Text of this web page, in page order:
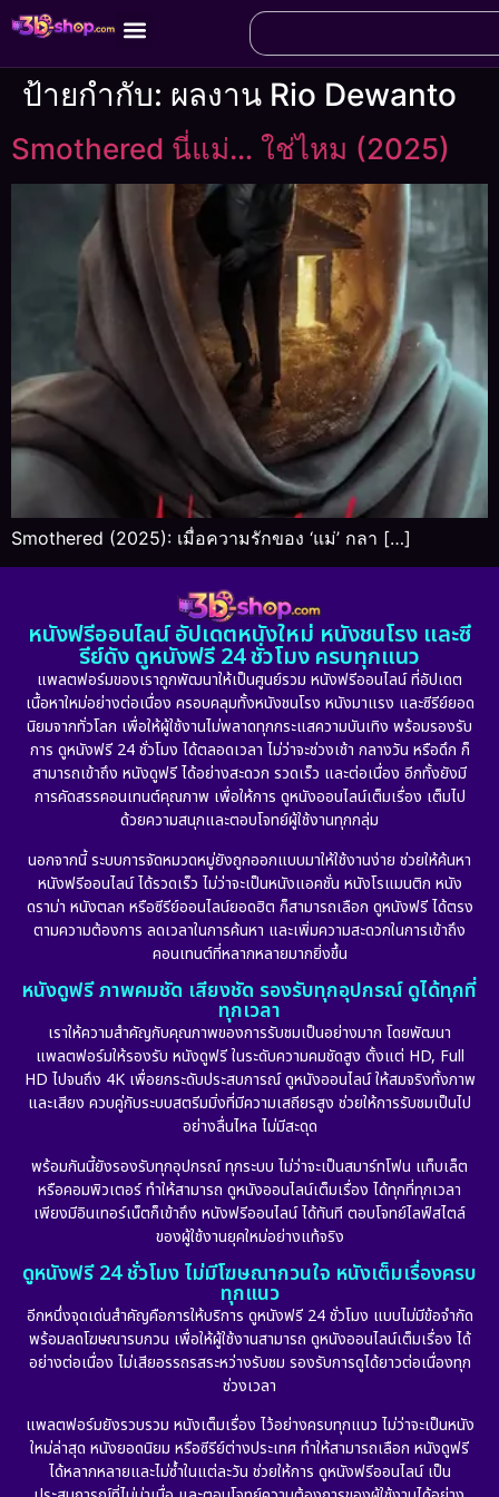
ป้ายกำกับ: ผลงาน Rio Dewanto
Smothered นี่แม่… ใช่ไหม (2025)
Smothered (2025): เมื่อความรักของ ‘แม่’ กลา […]
หนังฟรีออนไลน์ อัปเดตหนังใหม่ หนังชนโรง และซี
รีย์ดัง ดูหนังฟรี 24 ชั่วโมง ครบทุกแนว
แพลตฟอร์มของเราถูกพัฒนาให้เป็นศูนย์รวม หนังฟรีออนไลน์ ที่อัปเดต
เนื้อหาใหม่อย่างต่อเนื่อง ครอบคลุมทั้งหนังชนโรง หนังมาแรง และซีรีย์ยอด
นิยมจากทั่วโลก เพื่อให้ผู้ใช้งานไม่พลาดทุกกระแสความบันเทิง พร้อมรองรับ
การ ดูหนังฟรี 24 ชั่วโมง ได้ตลอดเวลา ไม่ว่าจะช่วงเช้า กลางวัน หรือดึก ก็
สามารถเข้าถึง หนังดูฟรี ได้อย่างสะดวก รวดเร็ว และต่อเนื่อง อีกทั้งยังมี
การคัดสรรคอนเทนต์คุณภาพ เพื่อให้การ ดูหนังออนไลน์เต็มเรื่อง เต็มไป
ด้วยความสนุกและตอบโจทย์ผู้ใช้งานทุกกลุ่ม
นอกจากนี้ ระบบการจัดหมวดหมู่ยังถูกออกแบบมาให้ใช้งานง่าย ช่วยให้ค้นหา
หนังฟรีออนไลน์ ได้รวดเร็ว ไม่ว่าจะเป็นหนังแอคชั่น หนังโรแมนติก หนัง
ดราม่า หนังตลก หรือซีรีย์ออนไลน์ยอดฮิต ก็สามารถเลือก ดูหนังฟรี ได้ตรง
ตามความต้องการ ลดเวลาในการค้นหา และเพิ่มความสะดวกในการเข้าถึง
คอนเทนต์ที่หลากหลายมากยิ่งขึ้น
หนังดูฟรี ภาพคมชัด เสียงชัด รองรับทุกอุปกรณ์ ดูได้ทุกที่
ทุกเวลา
เราให้ความสำคัญกับคุณภาพของการรับชมเป็นอย่างมาก โดยพัฒนา
แพลตฟอร์มให้รองรับ หนังดูฟรี ในระดับความคมชัดสูง ตั้งแต่ HD, Full
HD ไปจนถึง 4K เพื่อยกระดับประสบการณ์ ดูหนังออนไลน์ ให้สมจริงทั้งภาพ
และเสียง ควบคู่กับระบบสตรีมมิ่งที่มีความเสถียรสูง ช่วยให้การรับชมเป็นไป
อย่างลื่นไหล ไม่มีสะดุด
พร้อมกันนี้ยังรองรับทุกอุปกรณ์ ทุกระบบ ไม่ว่าจะเป็นสมาร์ทโฟน แท็บเล็ต
หรือคอมพิวเตอร์ ทำให้สามารถ ดูหนังออนไลน์เต็มเรื่อง ได้ทุกที่ทุกเวลา
เพียงมีอินเทอร์เน็ตก็เข้าถึง หนังฟรีออนไลน์ ได้ทันที ตอบโจทย์ไลฟ์สไตล์
ของผู้ใช้งานยุคใหม่อย่างแท้จริง
ดูหนังฟรี 24 ชั่วโมง ไม่มีโฆษณากวนใจ หนังเต็มเรื่องครบ
ทุกแนว
อีกหนึ่งจุดเด่นสำคัญคือการให้บริการ ดูหนังฟรี 24 ชั่วโมง แบบไม่มีข้อจำกัด
พร้อมลดโฆษณารบกวน เพื่อให้ผู้ใช้งานสามารถ ดูหนังออนไลน์เต็มเรื่อง ได้
อย่างต่อเนื่อง ไม่เสียอรรถรสระหว่างรับชม รองรับการดูได้ยาวต่อเนื่องทุก
ช่วงเวลา
แพลตฟอร์มยังรวบรวม หนังเต็มเรื่อง ไว้อย่างครบทุกแนว ไม่ว่าจะเป็นหนัง
ใหม่ล่าสุด หนังยอดนิยม หรือซีรีย์ต่างประเทศ ทำให้สามารถเลือก หนังดูฟรี
ได้หลากหลายและไม่ซ้ำในแต่ละวัน ช่วยให้การ ดูหนังฟรีออนไลน์ เป็น